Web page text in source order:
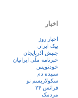
اخبار
اخبار روز
پيک ايران
جنبش آذربایجان
خبرنامه ملّی ایرانیان
خودنویس
سپیده دم
سکولاریسم نو
فرانس ۲۴
مردمک